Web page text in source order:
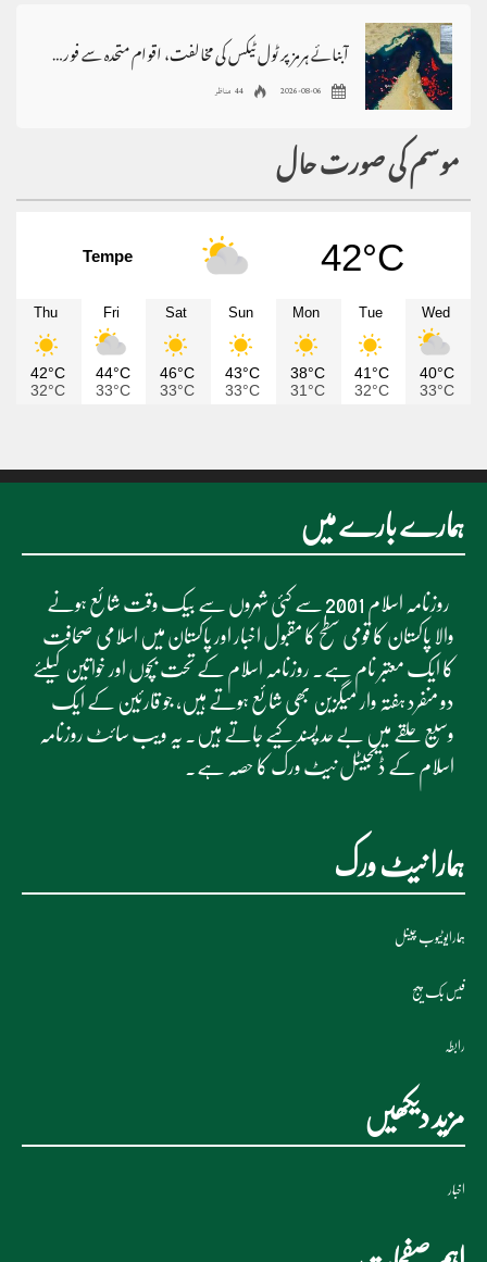
آبنائے ہرمز پر ٹول ٹیکس کی مخالفت، اقوام متحدہ سے فوری مداخلت کا مطالبہ
2026-08-06 44 مناظر
موسم کی صورت حال
Tempe 42°C
Thu
42°C
32°C
Fri
44°C
33°C
Sat
46°C
33°C
Sun
43°C
33°C
Mon
38°C
31°C
Tue
41°C
32°C
Wed
40°C
33°C
ہمارے بارے میں
روزنامہ اسلام 2001 سے کئی شہروں سے بیک وقت شائع ہونے
والا پاکستان کا قومی سطح کا مقبول اخبار اور پاکستان میں اسلامی صحافت
کا ایک معتبر نام ہے۔ روزنامہ اسلام کے تحت بچوں اور خواتین کیلئے
دو منفرد ہفتہ وار میگزین بھی شائع ہوتے ہیں، جو قارئین کے ایک
وسیع حلقے میں بے حد پسند کیے جاتے ہیں۔ یہ ویب سائٹ روزنامہ
اسلام کے ڈیجیٹل نیٹ ورک کا حصہ ہے۔
ہمارا نیٹ ورک
ہمارایوٹیوب چینل
فیس بک پیج
رابطہ
مزید دیکھیں
اخبار